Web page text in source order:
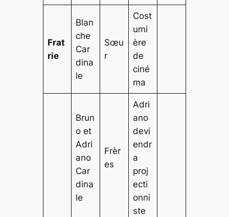
Frat
rie
Blan
che
Car
dina
le
Sœu
r
Cost
umi
ère
de
ciné
ma
Brun
o et
Adri
ano
Car
dina
le
Frèr
es
Adri
ano
devi
endr
a
proj
ecti
onni
ste